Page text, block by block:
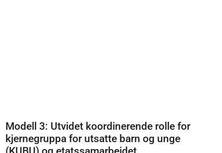
Modell 3: Utvidet koordinerende rolle for
kjernegruppa for utsatte barn og unge